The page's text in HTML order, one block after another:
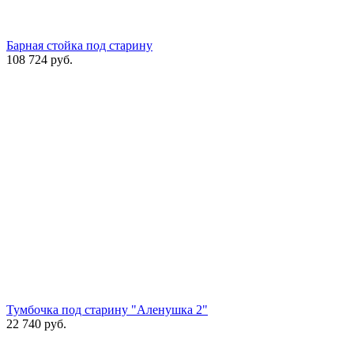
Барная стойка под старину
108 724 руб.
Тумбочка под старину "Аленушка 2"
22 740 руб.